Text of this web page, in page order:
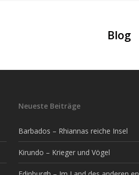
Blog
Neueste Beiträge
Barbados – Rhiannas reiche Insel
Kirundo – Krieger und Vögel